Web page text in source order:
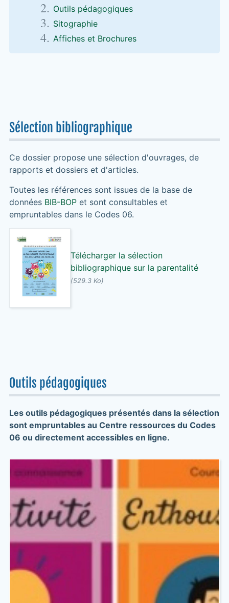
Outils pédagogiques
Sitographie
Affiches et Brochures
Sélection bibliographique
Ce dossier propose une sélection d'ouvrages, de
rapports et dossiers et d'articles.
Toutes les références sont issues de la base de
données BIB-BOPet sont consultables et
empruntables dans le Codes 06.
Télécharger la sélection
bibliographique sur la parentalité
(529.3 Ko)
Outils pédagogiques
Les outils pédagogiques présentés dans la sélection
sont empruntables au Centre ressources du Codes
06 ou directement accessibles en ligne.